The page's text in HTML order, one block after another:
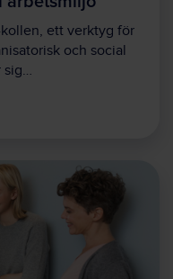
ett verktyg för
och social
sig…